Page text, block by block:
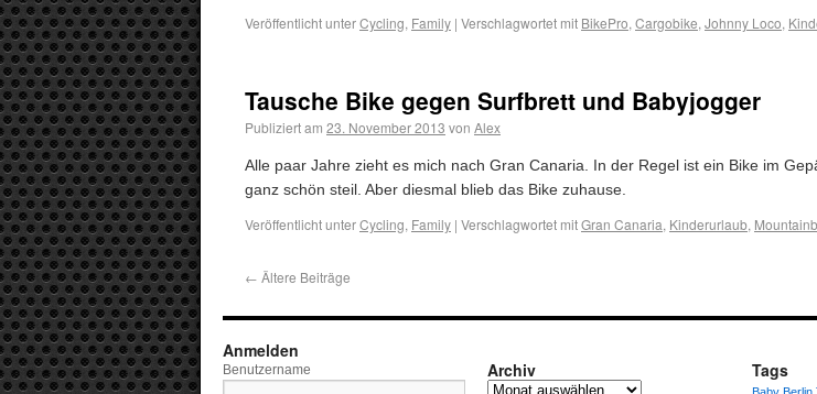
Veröffentlicht unterCycling, Family | Verschlagwortet mit BikePro, Cargobike, Johnny Loco,
Tausche Bike gegen Surfbrett und Babyjogger
Publiziert am 23. November 2013 von Alex
Alle paar Jahre zieht es mich nach Gran Canaria. In der Regel ist ein Bike im
ganz schön steil. Aber diesmal blieb das Bike zuhause.
Veröffentlicht unterCycling, Family | Verschlagwortet mitGran Canaria, Kinderurlaub,
← Ältere Beiträge
Anmelden
Benutzername Archiv Tags